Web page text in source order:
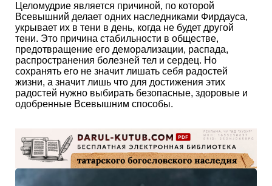
Целомудрие является причиной, по которой
Всевышний делает одних наследниками Фирдауса,
укрывает их в тени в день, когда не будет другой
тени. Это причина стабильности в обществе,
предотвращение его деморализации, распада,
распространения болезней тел и сердец. Но
сохранять его не значит лишать себя радостей
жизни, а значит лишь что для достижения этих
радостей нужно выбирать безопасные, здоровые и
одобренные Всевышним способы.